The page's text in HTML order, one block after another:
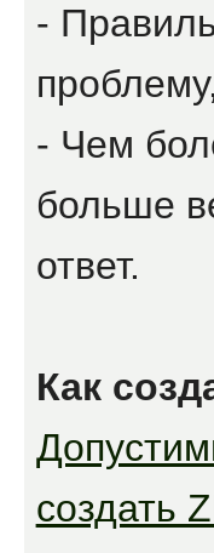
-
- Чем
больше
ответ.
Как
создать